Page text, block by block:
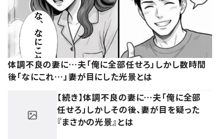
体調不良の妻に…夫「俺に全部任せろ」しかし数時間
後「なにこれ…」妻が目にした光景とは
【続き】体調不良の妻に…夫「俺に全部
任せろ」しかしその後、妻が目を疑った
『まさかの光景』とは